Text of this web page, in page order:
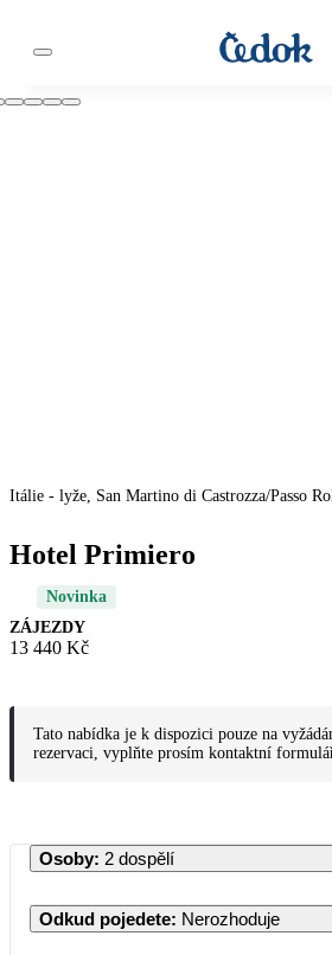
Itálie - lyže, San Martino di Castrozza/Passo
Hotel Primiero
Novinka
ZÁJEZDY
13 440 Kč
Tato nabídka je k dispozici pouze na
rezervaci, vyplňte prosím kontaktní
Osoby: 2 dospělí
Odkud pojedete: Nerozhoduje